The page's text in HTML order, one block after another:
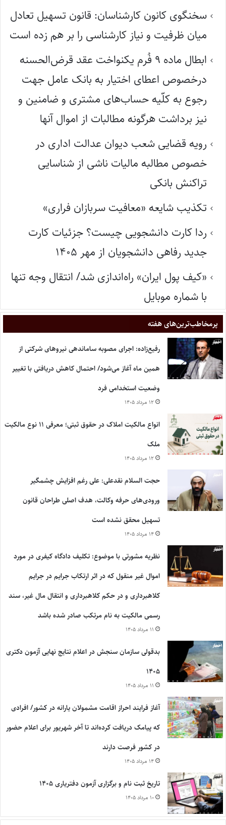
سخنگوی کانون کارشناسان: قانون تسهیل تعادل
میان ظرفیت و نیاز کارشناسی را بر هم زده است
ابطال ماده ۹ فُرم یکنواخت عقد قرض‌الحسنه
درخصوص اعطای اختیار به بانک عامل جهت
رجوع به کلّیه حساب‌های مشتری و ضامنین و
نیز برداشت هرگونه مطالبات از اموال آنها
رویه قضایی شعب دیوان عدالت اداری در
خصوص مطالبه مالیات ناشی از شناسایی
تراکنش بانکی
تکذیب شایعه «معافیت سربازان فراری»
ردا کارت دانشجویی چیست؟ جزئیات کارت
جدید رفاهی دانشجویان از مهر ۱۴۰۵
«کیف پول ایران» راه‌اندازی شد/ انتقال وجه تنها
با شماره موبایل
پر‌مخاطب‌ترین‌های هفته
رفیع‌زاده: اجرای مصوبه ساماندهی نیروهای شرکتی از
همین ماه آغاز می‌شود/ احتمال کاهش دریافتی با تغییر
وضعیت استخدامی فرد
۱۲ مرداد ۱۴۰۵
انواع مالکیت املاک در حقوق ثبتی؛ معرفی ۱۱ نوع مالکیت
ملک
۱۲ مرداد ۱۴۰۵
حجت السلام نقدعلی: علی رغم افزایش چشمگیر
ورودی‌های حرفه وکالت، هدف اصلی طراحان قانون
تسهیل محقق نشده است
۱۴ مرداد ۱۴۰۵
نظریه مشورتی با موضوع: تکلیف دادگاه کیفری در مورد
اموال غیر منقول که در اثر ارتکاب جرایم در جرایم
کلاهبرداری و در حکم کلاهبرداری و انتقال مال غیر، سند
رسمی مالکیت به نام مرتکب صادر شده باشد
۱۱ مرداد ۱۴۰۵
بدقولی سازمان سنجش در اعلام نتایج نهایی آزمون دکتری
۱۴۰۵
۱۱ مرداد ۱۴۰۵
آغاز فرایند احراز اقامت مشمولان یارانه در کشور/ افرادی
که پیامک دریافت کرده‌اند تا آخر شهریور برای اعلام حضور
در کشور فرصت دارند
۱۴ مرداد ۱۴۰۵
تاریخ ثبت نام و برگزاری آزمون دفتریاری ۱۴۰۵
۱۰ مرداد ۱۴۰۵